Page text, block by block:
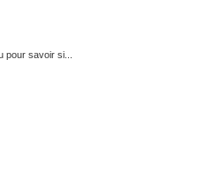
savoir si...